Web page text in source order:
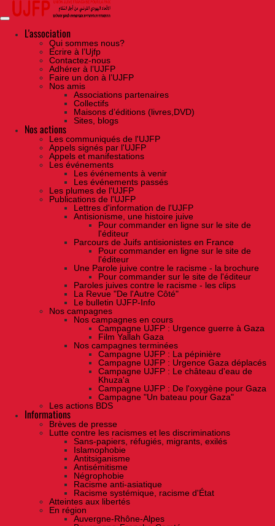
Skip
the
contentL'association
Qui sommes nous?
Ecrire à l’Ujfp
Contactez-nous
Adhérer à l’UJFP
Faire un don à l’UJFP
Nos amis
Associations partenaires
Collectifs
Maisons d’éditions (livres,DVD)
Sites, blogs
Nos actions
Les communiqués de l'UJFP
Appels signés par l'UJFP
Appels et manifestations
Les événements
Les événements à venir
Les événements passés
Les plumes de l'UJFP
Publications de l'UJFP
Lettres d'information de l'UJFP
Antisionisme, une histoire juive
Pour commander en ligne sur le site de
l'éditeur
Parcours de Juifs antisionistes en France
Pour commander en ligne sur le site de
l'éditeur
Une Parole juive contre le racisme - la brochure
Pour commander sur le site de l'éditeur
Paroles juives contre le racisme - les clips
La Revue "De l'Autre Côté"
Le bulletin UJFP-Info
Nos campagnes
Nos campagnes en cours
Campagne UJFP : Urgence guerre à Gaza
Film Yallah Gaza
Nos campagnes terminées
Campagne UJFP : La pépinière
Campagne UJFP : Urgence Gaza déplacés
Campagne UJFP : Le château d'eau de
Khuza'a
Campagne UJFP : De l'oxygène pour Gaza
Campagne "Un bateau pour Gaza"
Les actions BDS
Informations
Brèves de presse
Lutte contre les racismes et les discriminations
Sans-papiers, réfugiés, migrants, exilés
Islamophobie
Antitsiganisme
Antisémitisme
Négrophobie
Racisme anti-asiatique
Racisme systémique, racisme d'État
Atteintes aux libertés
En région
Auvergne-Rhône-Alpes